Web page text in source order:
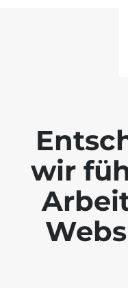
wir